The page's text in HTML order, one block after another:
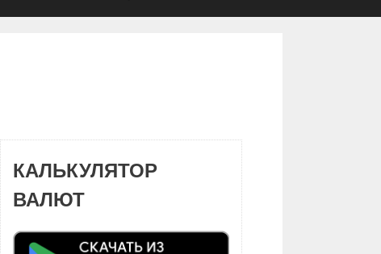
КАЛЬКУЛЯТОР
ВАЛЮТ